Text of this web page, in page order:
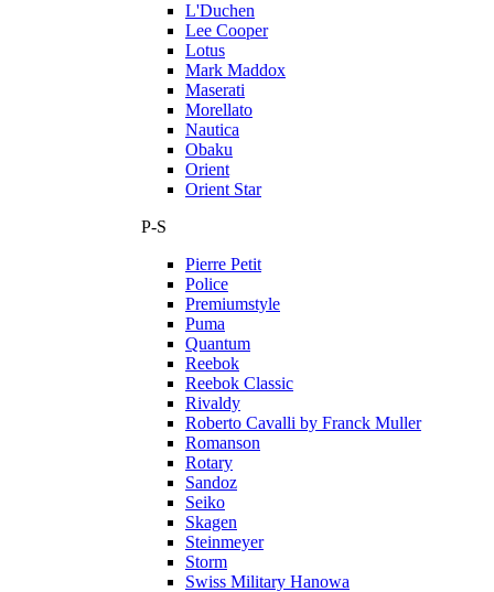
L'Duchen
Lee Cooper
Lotus
Mark Maddox
Maserati
Morellato
Nautica
Obaku
Orient
Orient Star
P-S
Pierre Petit
Police
Premiumstyle
Puma
Quantum
Reebok
Reebok Classic
Rivaldy
Roberto Cavalli by Franck Muller
Romanson
Rotary
Sandoz
Seiko
Skagen
Steinmeyer
Storm
Swiss Military Hanowa